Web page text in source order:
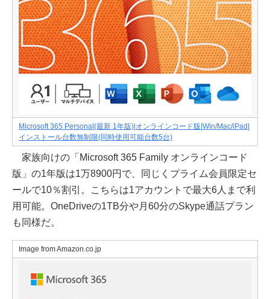
Microsoft 365 Personal(最新 1年版)|オンラインコード版|Win/Mac/iPad|
インストール台数無制限(同時使用可能台数5台)
家族向けの「Microsoft 365 Family オンラインコード
版」の1年版は1万8900円で、同じくプライム会員限定セ
ールで10％割引。こちらは1アカウントで最大6人まで利
用可能。OneDriveの1TB分や月60分のSkype通話プラン
も同様だ。
Image from Amazon.co.jp